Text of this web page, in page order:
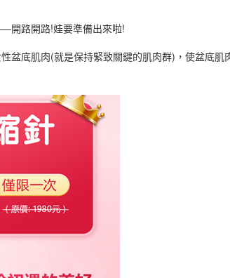
路開路!娃要準備出來啦!
底肌肉(就是保持緊致關鍵的肌肉群)，使盆底肌